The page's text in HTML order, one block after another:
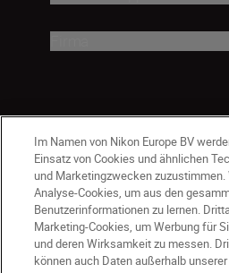
Im Namen von Nikon Europe BV
Einsatz von Cookies und ähnlichen
und Marketingzwecken zuzustimmen.
Analyse-Cookies, um aus den
Benutzerinformationen zu lernen.
Marketing-Cookies, um Werbung für
und deren Wirksamkeit zu messen.
können auch Daten außerhalb